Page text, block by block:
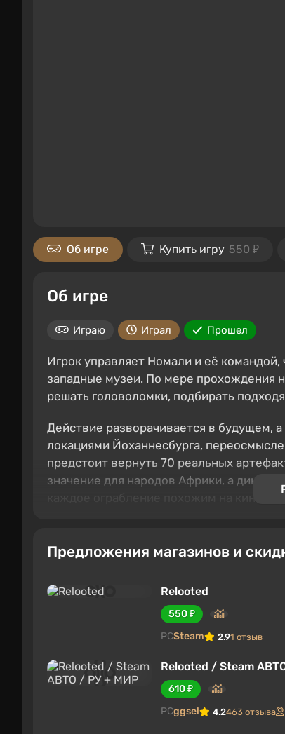
Об игре Купить игру 550 ₽
Об игре
Играю Играл Прошел
Игрок управляет Номали и её
западные музеи. По мере прохождения
решать головоломки, подбирать
Действие разворачивается в будущем,
локациями Йоханнесбурга,
предстоит вернуть 70 реальных
значение для народов Африки, а
каждое ограбление похожим на
Предложения магазинов и
Relooted
550 ₽
PCSteam 2.91 отзыв
Relooted / Steam
610 ₽
PCggsel 4.2463 отзыва